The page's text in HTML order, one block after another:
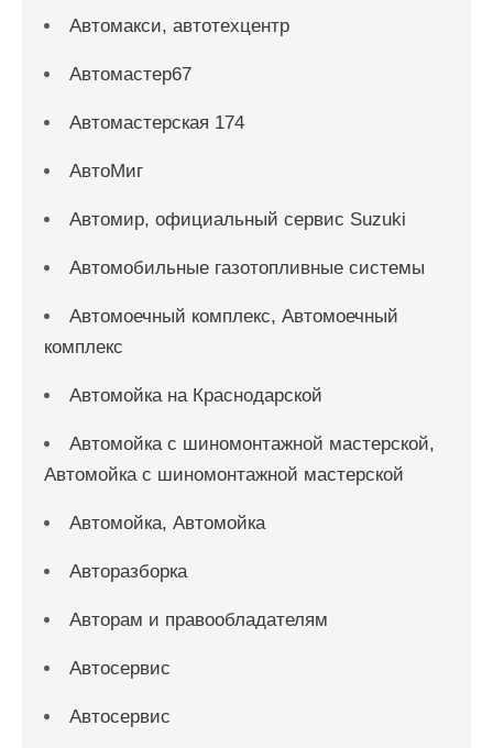
Автомакси, автотехцентр
Автомастер67
Автомастерская 174
АвтоМиг
Автомир, официальный сервис Suzuki
Автомобильные газотопливные системы
Автомоечный комплекс, Автомоечный
комплекс
Автомойка на Краснодарской
Автомойка с шиномонтажной мастерской,
Автомойка с шиномонтажной мастерской
Автомойка, Автомойка
Авторазборка
Авторам и правообладателям
Автосервис
Автосервис